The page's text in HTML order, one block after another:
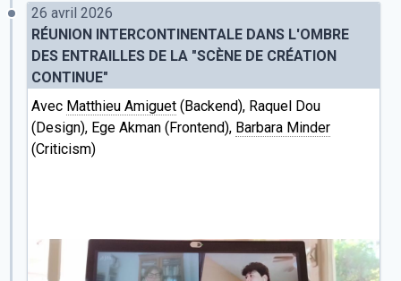
26 avril 2026
RÉUNION INTERCONTINENTALE DANS L'OMBRE
DES ENTRAILLES DE LA "SCÈNE DE CRÉATION
CONTINUE"
Avec Matthieu Amiguet (Backend), Raquel Dou
(Design), Ege Akman (Frontend), Barbara Minder
(Criticism)